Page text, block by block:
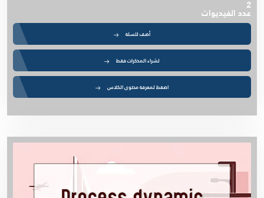
2
عدد الفيديوات
أضف للسلة
لشراء المذكرات فقط
اضغط لمعرفة محتوى الكلاس